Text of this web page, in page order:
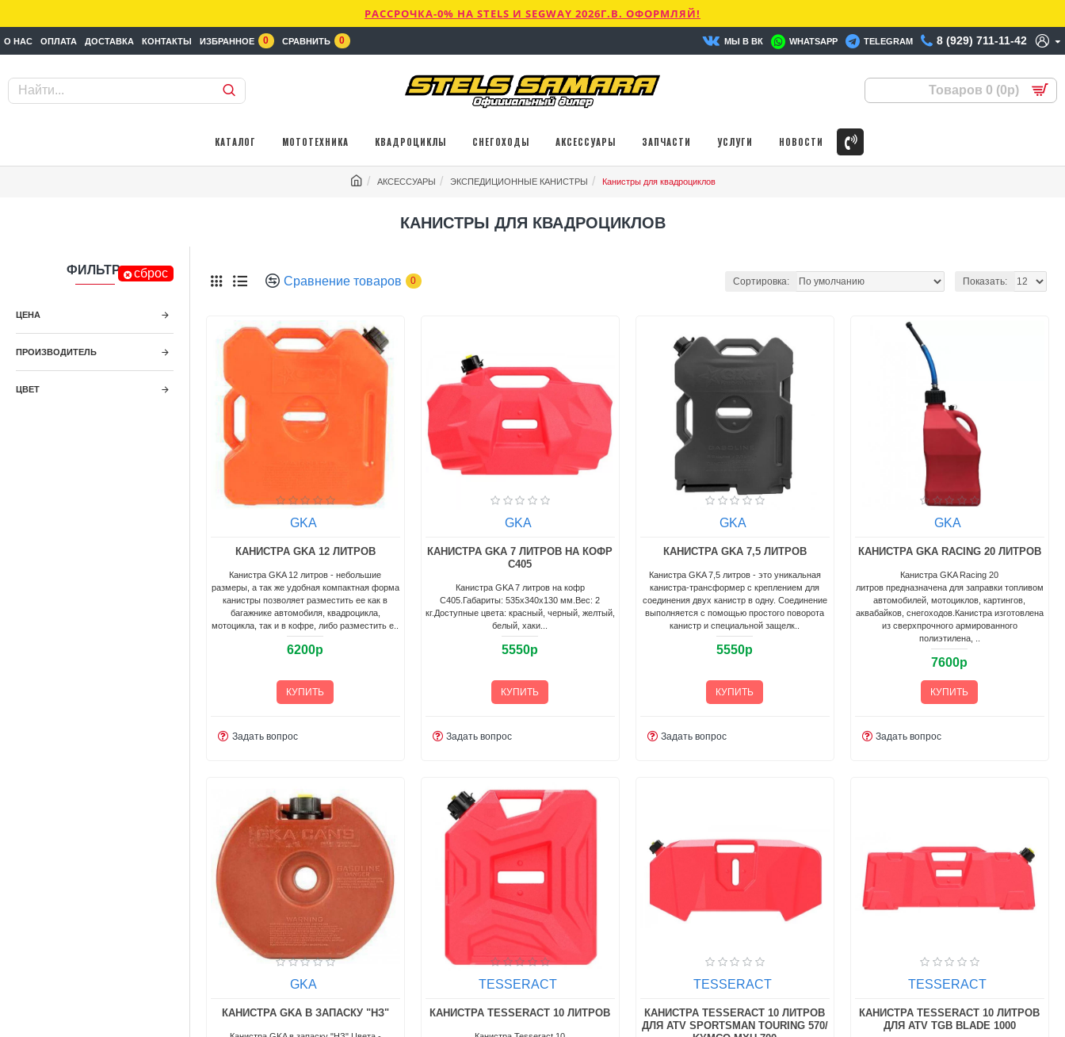
РАССРОЧКА-0% НА STELS И SEGWAY 2026Г.В. ОФОРМЛЯЙ!
О НАС ОПЛАТА ДОСТАВКА КОНТАКТЫ ИЗБРАННОЕ 0 СРАВНИТЬ 0 МЫ В ВК WHATSAPP TELEGRAM 8 (929) 711-11-42
Товаров 0 (0р)
КАТАЛОГ МОТОТЕХНИКА КВАДРОЦИКЛЫ СНЕГОХОДЫ АКСЕССУАРЫ ЗАПЧАСТИ УСЛУГИ НОВОСТИ
АКСЕССУАРЫ ЭКСПЕДИЦИОННЫЕ КАНИСТРЫ Канистры для квадроциклов
КАНИСТРЫ ДЛЯ КВАДРОЦИКЛОВ
ФИЛЬТР сброс
ЦЕНА
ПРОИЗВОДИТЕЛЬ
ЦВЕТ
Сравнение товаров 0 Сортировка: Показать:
GKA
КАНИСТРА GKA 12 ЛИТРОВ
Канистра GKA 12 литров - небольшие
размеры, а так же удобная компактная форма
канистры позволяет разместить ее как в
багажнике автомобиля, квадроцикла,
мотоцикла, так и в кофре, либо разместить е..
6200р
КУПИТЬ
Задать вопрос
GKA
КАНИСТРА GKA 7 ЛИТРОВ НА КОФР
C405
Канистра GKA 7 литров на кофр
C405.Габариты: 535х340х130 мм.Вес: 2
кг.Доступные цвета: красный, черный, желтый,
белый, хаки...
5550р
КУПИТЬ
Задать вопрос
GKA
КАНИСТРА GKA 7,5 ЛИТРОВ
Канистра GKA 7,5 литров - это уникальная
канистра-трансформер с креплением для
соединения двух канистр в одну. Соединение
выполняется с помощью простого поворота
канистр и специальной защелк..
5550р
КУПИТЬ
Задать вопрос
GKA
КАНИСТРА GKA RACING 20 ЛИТРОВ
Канистра GKA Racing 20
литров предназначена для заправки топливом
автомобилей, мотоциклов, картингов,
аквабайков, снегоходов.Канистра изготовлена
из сверхпрочного армированного
полиэтилена, ..
7600р
КУПИТЬ
Задать вопрос
GKA
КАНИСТРА GKA В ЗАПАСКУ "НЗ"
TESSERACT
КАНИСТРА TESSERACT 10 ЛИТРОВ
TESSERACT
КАНИСТРА TESSERACT 10 ЛИТРОВ
ДЛЯ ATV SPORTSMAN TOURING 570/
TESSERACT
КАНИСТРА TESSERACT 10 ЛИТРОВ
ДЛЯ ATV TGB BLADE 1000